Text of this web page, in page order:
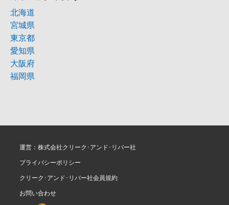
北海道
宮城県
東京都
愛知県
大阪府
福岡県
運営：株式会社クリーク･アンド･リバー社
プライバシーポリシー
クリーク･アンド･リバー社会員規約
お問い合わせ